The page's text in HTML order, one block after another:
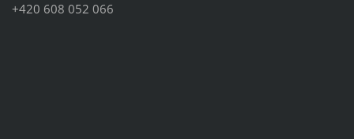
+420 608 052 066